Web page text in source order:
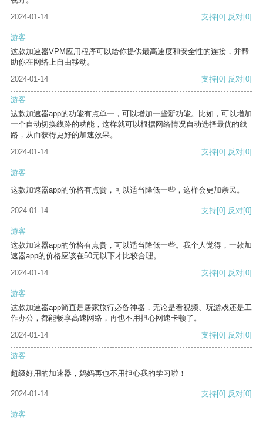
2024-01-14
支持[0] 反对[0]
游客
这款加速器VPM应用程序可以给你提供最高速度和安全性的连接，并帮
助你在网络上自由移动。
2024-01-14
支持[0] 反对[0]
游客
这款加速器app的功能有点单一，可以增加一些新功能。比如，可以增加
一个自动切换线路的功能，这样就可以根据网络情况自动选择最优的线
路，从而获得更好的加速效果。
2024-01-14
支持[0] 反对[0]
游客
这款加速器app的价格有点贵，可以适当降低一些，这样会更加亲民。
2024-01-14 支持[0] 反对[0]
游客
这款加速器app的价格有点贵，可以适当降低一些。我个人觉得，一款加
速器app的价格应该在50元以下才比较合理。
2024-01-14
支持[0] 反对[0]
游客
这款加速器app简直是居家旅行必备神器，无论是看视频、玩游戏还是工
作办公，都能畅享高速网络，再也不用担心网速卡顿了。
2024-01-14
支持[0] 反对[0]
游客
超级好用的加速器，妈妈再也不用担心我的学习啦！
2024-01-14 支持[0] 反对[0]
游客